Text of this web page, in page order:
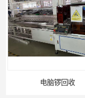
回收机器设备